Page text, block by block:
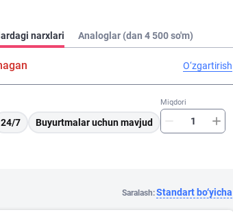
narxlari Analoglar (dan 4 500 so'm)
O‘zgartirish
24/7 Buyurtmalar uchun mavjud
Miqdori
Saralash:Standart bo‘yicha